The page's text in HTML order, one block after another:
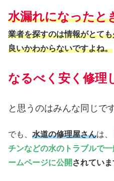
水漏れになったと
業者を探すのは情報がとて
良いかわからないですよね。
なるべく安く修理
と思うのはみんな同じです
でも、 水道の修理屋さんは、
チンなどの水のトラブルで
ームページに公開 されていま